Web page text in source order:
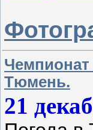
Тюмень.
21